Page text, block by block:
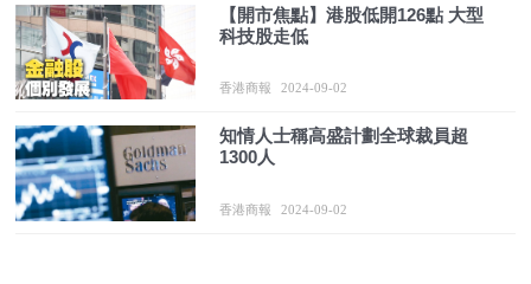
【開市焦點】港股低開126點 大型
科技股走低
香港商報 2024-09-02
知情人士稱高盛計劃全球裁員超
1300人
香港商報 2024-09-02